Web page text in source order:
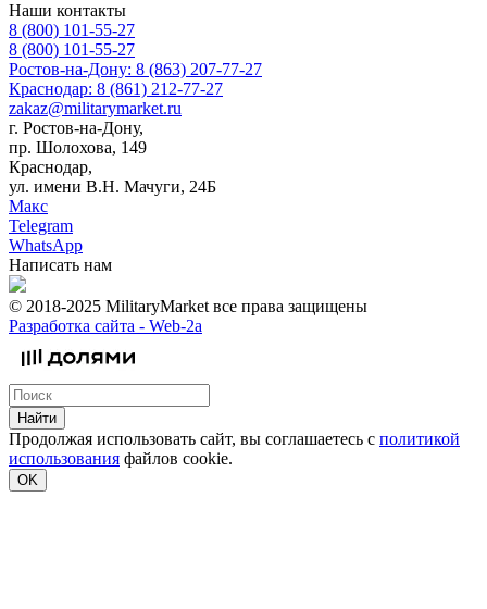
Наши контакты
8 (800) 101-55-27
8 (800) 101-55-27
Ростов-на-Дону: 8 (863) 207-77-27
Краснодар: 8 (861) 212-77-27
zakaz@militarymarket.ru
г. Ростов-на-Дону,
пр. Шолохова, 149
Краснодар,
ул. имени В.Н. Мачуги, 24Б
Макс
Telegram
WhatsApp
Написать нам
© 2018-2025 MilitaryMarket все права защищены
Разработка сайта - Web-2a
Найти
Продолжая использовать сайт, вы соглашаетесь с политикой
использования файлов cookie.
OK